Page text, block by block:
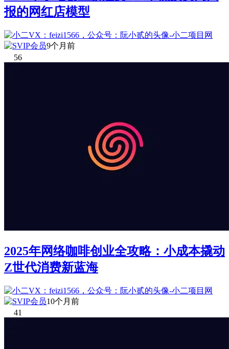
报的网红店模型
9个月前
56
2025年网络咖啡创业全攻略：小成本撬动
Z世代消费新蓝海
10个月前
41